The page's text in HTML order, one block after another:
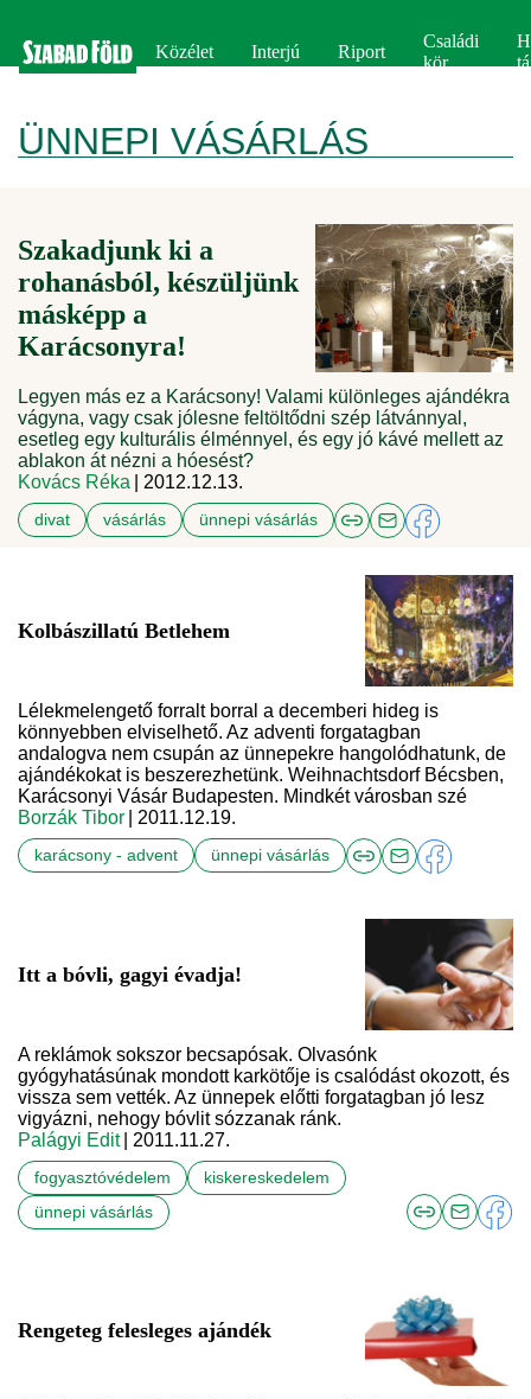
Közélet Interjú Riport
Családi
kör
ÜNNEPI VÁSÁRLÁS
Szakadjunk ki a
rohanásból, készüljünk
másképp a
Karácsonyra!
Legyen más ez a Karácsony! Valami különleges ajándékra
vágyna, vagy csak jólesne feltöltődni szép látvánnyal,
esetleg egy kulturális élménnyel, és egy jó kávé mellett az
ablakon át nézni a hóesést?
Kovács Réka
| 2012.12.13.
divat vásárlás ünnepi vásárlás
Kolbászillatú Betlehem
Lélekmelengető forralt borral a decemberi hideg is
könnyebben elviselhető. Az adventi forgatagban
andalogva nem csupán az ünnepekre hangolódhatunk, de
ajándékokat is beszerezhetünk. Weihnachtsdorf Bécsben,
Karácsonyi Vásár Budapesten. Mindkét városban szé
Borzák Tibor
| 2011.12.19.
karácsony - advent ünnepi vásárlás
Itt a bóvli, gagyi évadja!
A reklámok sokszor becsapósak. Olvasónk
gyógyhatásúnak mondott karkötője is csalódást okozott, és
vissza sem vették. Az ünnepek előtti forgatagban jó lesz
vigyázni, nehogy bóvlit sózzanak ránk.
Palágyi Edit
| 2011.11.27.
fogyasztóvédelem
kiskereskedelem
ünnepi vásárlás
Rengeteg felesleges ajándék